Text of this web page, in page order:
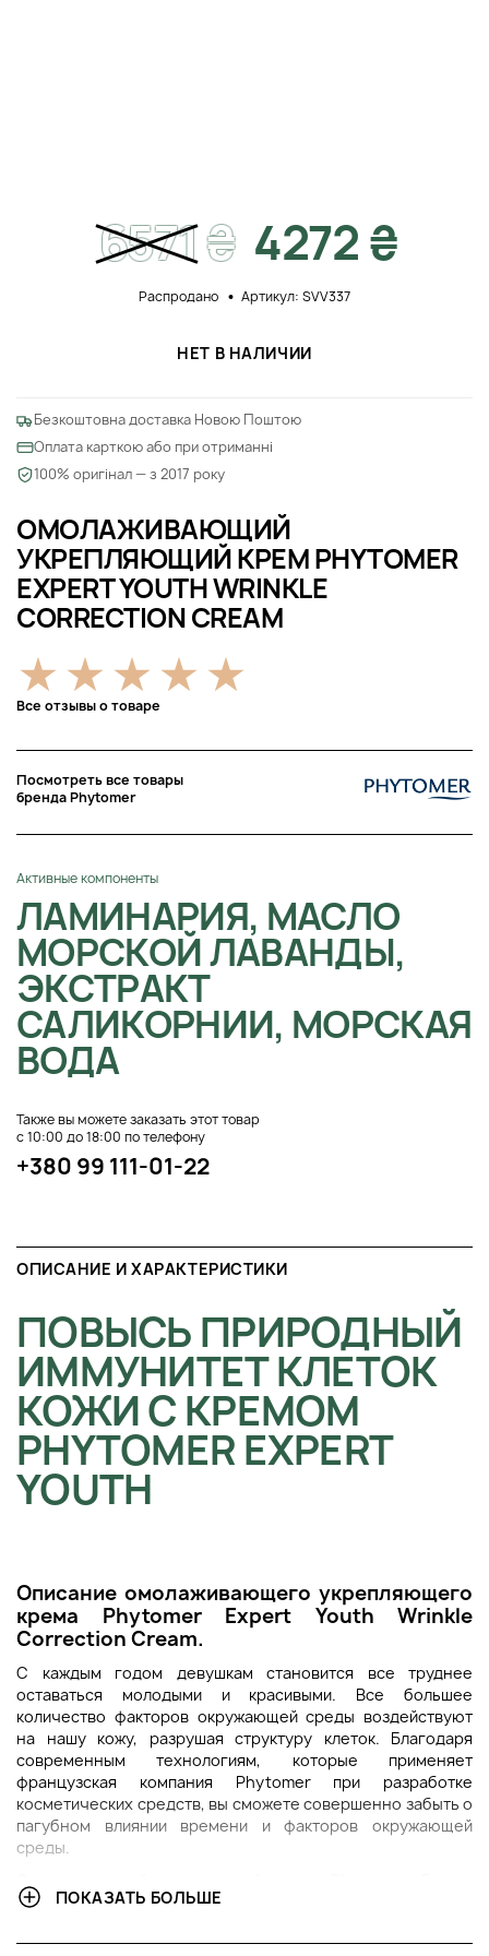
ОМОЛАЖИВАЮЩИЙ
УКРЕПЛЯЮЩИЙ КРЕМ PHYTOMER
EXPERT YOUTH WRINKLE
CORRECTION CREAM
Все отзывы о товаре
Посмотреть все товары
бренда Phytomer
Активные компоненты
ЛАМИНАРИЯ, МАСЛО
МОРСКОЙ ЛАВАНДЫ,
ЭКСТРАКТ
САЛИКОРНИИ, МОРСКАЯ
ВОДА
Также вы можете заказать этот товар
с 10:00 до 18:00 по телефону
+380 99 111-01-22
6571₴ 4272 ₴
Распродано Артикул: SVV337
НЕТ В НАЛИЧИИ
Безкоштовна доставка Новою Поштою
Оплата карткою або при отриманні
100% оригінал — з 2017 року
ОПИСАНИЕ И ХАРАКТЕРИСТИКИ
ПОВЫСЬ ПРИРОДНЫЙ
ИММУНИТЕТ КЛЕТОК
КОЖИ С КРЕМОМ
PHYTOMER EXPERT
YOUTH
Описание омолаживающего укрепляющего
крема Phytomer Expert Youth Wrinkle
Correction Cream.
С каждым годом девушкам становится все труднее
оставаться молодыми и красивыми. Все большее
количество факторов окружающей среды воздействуют
на нашу кожу, разрушая структуру клеток. Благодаря
современным технологиям, которые применяет
французская компания Phytomer при разработке
косметических средств, вы сможете совершенно забыть о
пагубном влиянии времени и факторов окружающей
среды.
Youth Wrinkle Correction Cream - обладает сверхсильной
отеками, темными кругами под глазами и другими
ПОКАЗАТЬ БОЛЬШЕ